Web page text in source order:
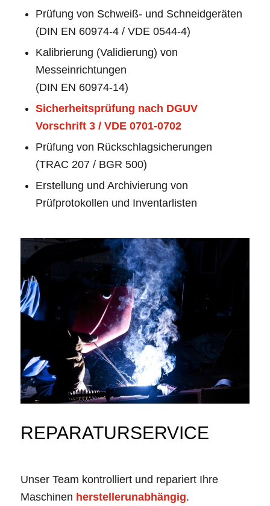
Prüfung von Schweiß- und Schneidgeräten
(DIN EN 60974-4 / VDE 0544-4)
Kalibrierung (Validierung) von
Messeinrichtungen
(DIN EN 60974-14)
Sicherheitsprüfung nach DGUV
Vorschrift 3 / VDE 0701-0702
Prüfung von Rückschlagsicherungen
(TRAC 207 / BGR 500)
Erstellung und Archivierung von
Prüfprotokollen und Inventarlisten
REPARATURSERVICE
Unser Team kontrolliert und repariert Ihre
Maschinen herstellerunabhängig.